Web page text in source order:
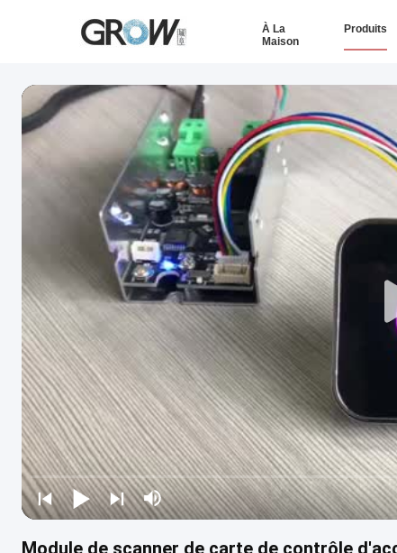
À La
Maison
Produits
Module de scanner de carte de contrôle